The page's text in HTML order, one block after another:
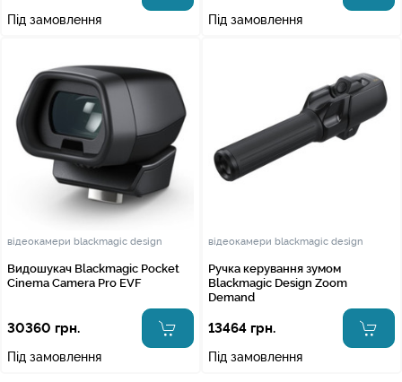
Під замовлення Під замовлення
відеокамери blackmagic design
Видошукач Blackmagic Pocket
Cinema Camera Pro EVF
30360 грн.
Під замовлення
відеокамери blackmagic design
Ручка керування зумом
Blackmagic Design Zoom
Demand
13464 грн.
Під замовлення